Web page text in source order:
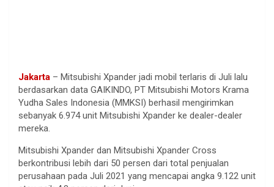
Jakarta – Mitsubishi Xpander jadi mobil terlaris di Juli lalu
berdasarkan data GAIKINDO, PT Mitsubishi Motors Krama
Yudha Sales Indonesia (MMKSI) berhasil mengirimkan
sebanyak 6.974 unit Mitsubishi Xpander ke dealer-dealer
mereka.
Mitsubishi Xpander dan Mitsubishi Xpander Cross
berkontribusi lebih dari 50 persen dari total penjualan
perusahaan pada Juli 2021 yang mencapai angka 9.122 unit